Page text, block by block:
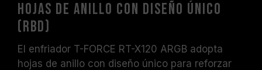
Hojas de anillo con diseño único
(RBD)
El enfriador T-FORCE RT-X120 ARGB adopta
hojas de anillo con diseño único para reforzar